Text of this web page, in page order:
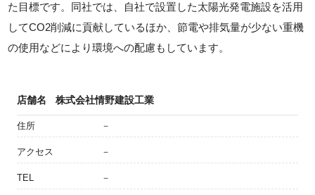
た目標です。同社では、自社で設置した太陽光発電施設を活用
してCO2削減に貢献しているほか、節電や排気量が少ない重機
の使用などにより環境への配慮もしています。
店舗名 株式会社情野建設工業
住所 －
アクセス －
TEL －